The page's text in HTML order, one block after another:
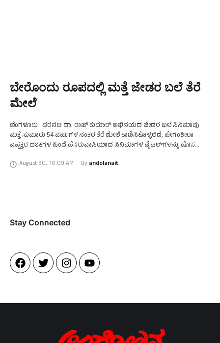
ಬೇರೊಂದು ರೂಪದಲ್ಲಿ ಮತ್ತೆ ಜೇಡರ ಬಲೆ ತೆರೆ
ಮೇಲೆ
ಬೆಂಗಳೂರು : ವರನಟ ಡಾ. ರಾಜ್‌ ಕುಮಾರ್‌ ಅಭಿನಯದ ಜೇಡರ ಬಲೆ ಸಿನಿಮಾವು
ಮತ್ತೆ ಸುಮಾರು 54 ವರ್ಷಗಳ ನಂತರ ತೆರೆ ಮೇಲೆ ಕಾಣಿಸಿಕೊಳ್ಳಲಿದೆ, ಹೇಗಂತೀರಾ
ಎಪ್ಪತ್ತರ ದಶಕಗಳ ಹಿಂದೆ ಹೆಸರುವಾಸಿಯಾದ ಸಿನಿಮಾಗಳ ಟೈಟಲ್​ಗಳನ್ನು ಹೊಸ
August 30, 10:09 AM By andolanait
Stay Connected​